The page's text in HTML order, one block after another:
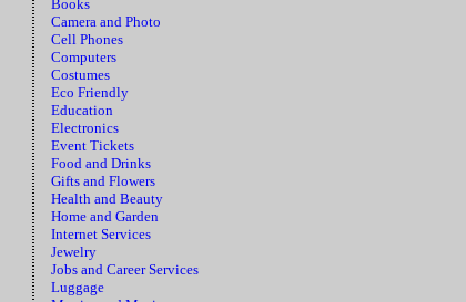
Books
Camera and Photo
Cell Phones
Computers
Costumes
Eco Friendly
Education
Electronics
Event Tickets
Food and Drinks
Gifts and Flowers
Health and Beauty
Home and Garden
Internet Services
Jewelry
Jobs and Career Services
Luggage